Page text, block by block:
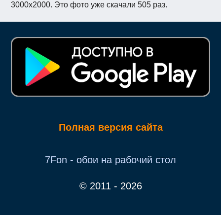
3000x2000. Это фото уже скачали 505 раз.
Полная версия сайта
7Fon - обои на рабочий стол
© 2011 - 2026